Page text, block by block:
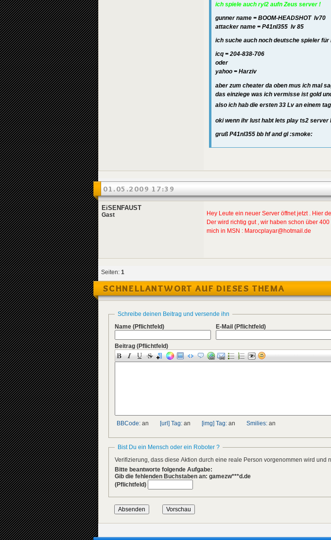
ich spiele auch ryl2 aufn Zeus server !
gunner name = BOOM-HEADSHOT lv70
attacker name = P41nl355 lv 85
ich suche auch noch deutsche spieler für
icq = 204-838-706
oder
yahoo = Harziv
aber zum cheater da oben mus ich mal
das einziege was ich vermisse ist gold
also ich hab die ersten 33 Lv an einem
oki wenn ihr lust habt lets play ts2 server
gruß P41nl355 bb hf and gl :smoke:
01.05.2009 17:39
EiSENFAUST
Gast
Hey Leute ein neuer Server öffnet jetzt . Hier
Der wird richtig gut , wir haben schon über
mich in MSN : Marocplayar@hotmail.de
Seiten: 1
SCHNELLANTWORT AUF DIESES THEMA
Schreibe deinen Beitrag und versende ihn
Name (Pflichtfeld) E-Mail (Pflichtfeld)
Beitrag (Pflichtfeld)
BBCode: an [url] Tag: an [img] Tag: an Smilies: an
Bist Du ein Mensch oder ein Roboter ?
Verifizierung, dass diese Aktion durch eine reale Person vorgenommen wird und
Bitte beantworte folgende Aufgabe:
Gib die fehlenden Buchstaben an: gamezw***d.de
(Pflichtfeld)